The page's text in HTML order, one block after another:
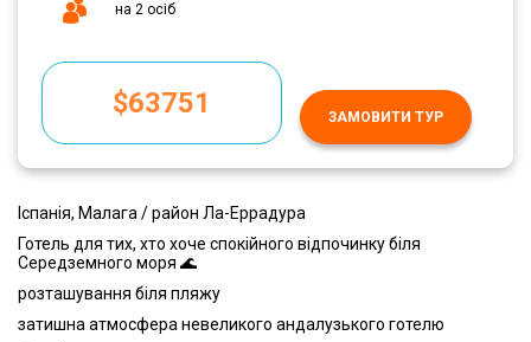
на 2 осіб
$63751 ЗАМОВИТИ ТУР
Іспанія, Малага / район Ла-Еррадура
Готель для тих, хто хоче спокійного відпочинку біля
Середземного моря 🌊
розташування біля пляжу
затишна атмосфера невеликого андалузького готелю